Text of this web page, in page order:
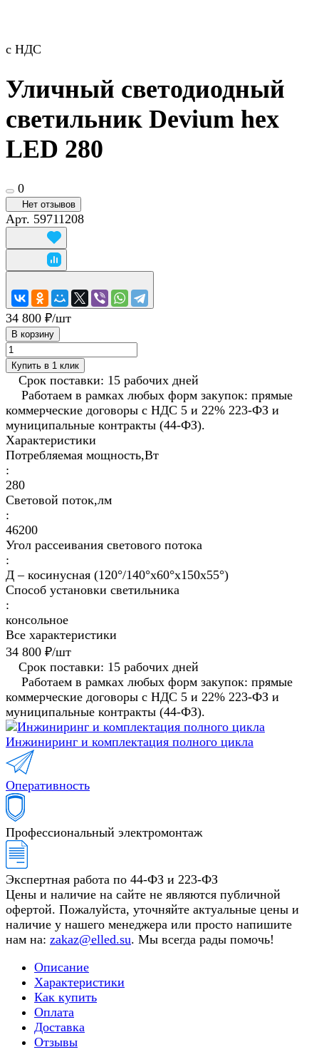
с НДС
Уличный светодиодный
светильник Devium hex
LED 280
0
Нет отзывов
Арт. 59711208
34 800 ₽/шт
В корзину
Купить в 1 клик
Срок поставки: 15 рабочих дней
Работаем в рамках любых форм закупок: прямые
коммерческие договоры с НДС 5 и 22% 223-ФЗ и
муниципальные контракты (44-ФЗ).
Характеристики
Потребляемая мощность,Вт
:
280
Световой поток,лм
:
46200
Угол рассеивания светового потока
:
Д – косинусная (120°/140°х60°х150x55°)
Способ установки светильника
:
консольное
Все характеристики
34 800 ₽/шт
Срок поставки: 15 рабочих дней
Работаем в рамках любых форм закупок: прямые
коммерческие договоры с НДС 5 и 22% 223-ФЗ и
муниципальные контракты (44-ФЗ).
Инжиниринг и комплектация полного цикла
Оперативность
Профессиональный электромонтаж
Экспертная работа по 44-ФЗ и 223-ФЗ
Цены и наличие на сайте не являются публичной
офертой. Пожалуйста, уточняйте актуальные цены и
наличие у нашего менеджера или просто напишите
нам на: zakaz@elled.su. Мы всегда рады помочь!
Описание
Характеристики
Как купить
Оплата
Доставка
Отзывы